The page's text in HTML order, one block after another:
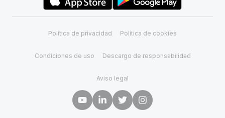
Política de privacidad Política de cookies
Condiciones de uso Descargo de responsabilidad
Aviso legal